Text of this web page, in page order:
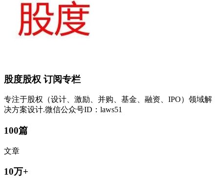
股度股权 订阅专栏
专注于股权（设计、激励、并购、基金、融资、IPO）领域解
决方案设计.微信公众号ID：laws51
100篇
文章
10万+